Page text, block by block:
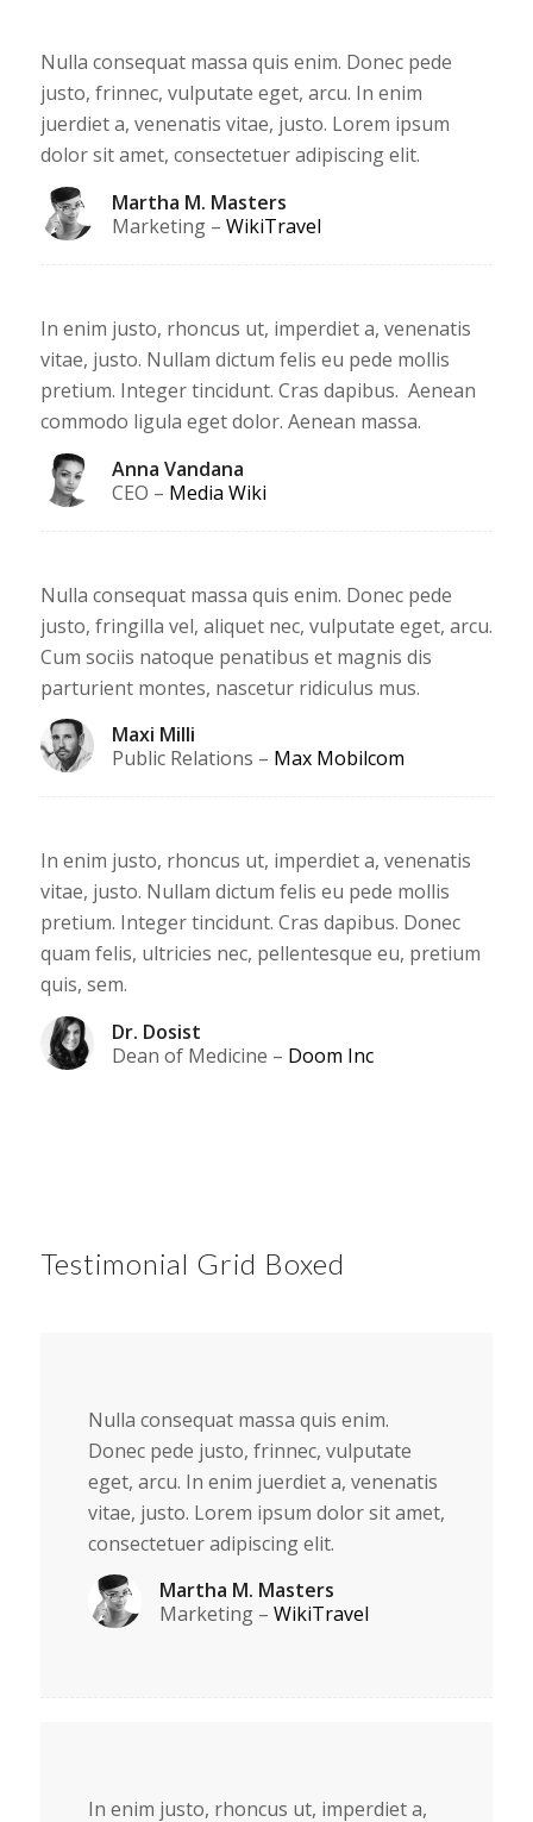
Nulla consequat massa quis enim. Donec pede
justo, frinnec, vulputate eget, arcu. In enim
juerdiet a, venenatis vitae, justo. Lorem ipsum
dolor sit amet, consectetuer adipiscing elit.
Martha M. Masters
Marketing– WikiTravel
In enim justo, rhoncus ut, imperdiet a, venenatis
vitae, justo. Nullam dictum felis eu pede mollis
pretium. Integer tincidunt. Cras dapibus. Aenean
commodo ligula eget dolor. Aenean massa.
Anna Vandana
CEO – Media Wiki
Nulla consequat massa quis enim. Donec pede
justo, fringilla vel, aliquet nec, vulputate eget, arcu.
Cum sociis natoque penatibus et magnis dis
parturient montes, nascetur ridiculus mus.
Maxi Milli
Public Relations – Max Mobilcom
In enim justo, rhoncus ut, imperdiet a, venenatis
vitae, justo. Nullam dictum felis eu pede mollis
pretium. Integer tincidunt. Cras dapibus. Donec
quam felis, ultricies nec, pellentesque eu, pretium
quis, sem.
Dr. Dosist
Dean of Medicine – Doom Inc
Testimonial Grid Boxed
Nulla consequat massa quis enim.
Donec pede justo, frinnec, vulputate
eget, arcu. In enim juerdiet a, venenatis
vitae, justo. Lorem ipsum dolor sit amet,
consectetuer adipiscing elit.
Martha M. Masters
Marketing– WikiTravel
In enim justo, rhoncus ut, imperdiet a,